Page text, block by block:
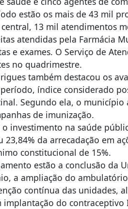
estão os mais de 43 mil
13 mil atendimentos
atendidas pela Farmácia
e exames. O Serviço de
no quadrimestre.
também destacou os
índice considerado
Segundo ela, o município
de imunização.
investimento na saúde
da arrecadação em
constitucional de 15%.
estão a conclusão da
a ampliação do
contínua das unidades,
do